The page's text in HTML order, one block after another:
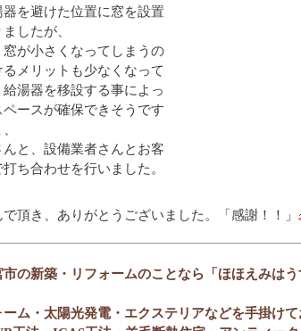
を避けた位置に窓を設置
したが、
窓が小さくなってしまうの
メリットも少なくなって
給湯器を移設する事によっ
ースが確保できそうです
と、設備業者さんとお客
ち合わせを行いました。
頂き、ありがとうございました。「感謝！！」
の新築・リフォームのことなら「ほほえみは
ム・太陽光発電・エクステリアなどを手掛けて